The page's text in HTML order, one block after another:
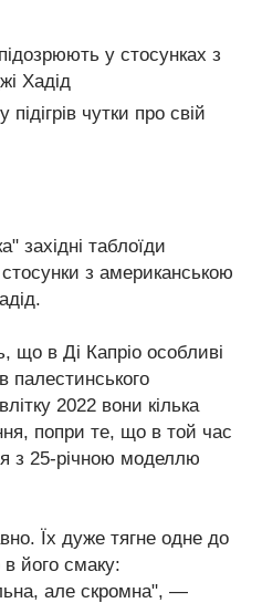
чутки про свій
західні таблоїди
з американською
що в Ді Капріо особливі
палестинського
2022 вони кілька
попри те, що в той час
з 25-річною моделлю
Їх дуже тягне одне до
його смаку:
але скромна", —